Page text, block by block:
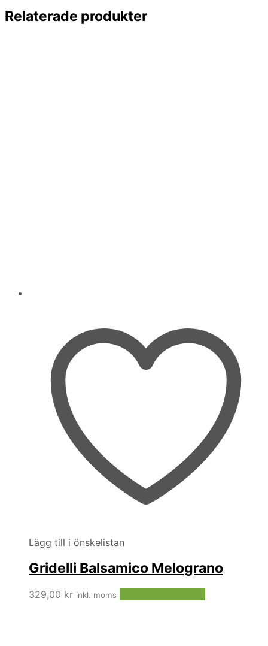
Relaterade produkter
Lägg till i önskelistan
Gridelli Balsamico Melograno
329,00 kr inkl. moms